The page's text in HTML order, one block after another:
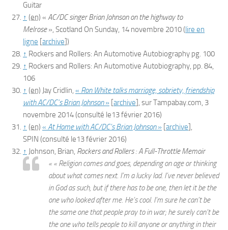
Guitar
↑ (en) « AC/DC singer Brian Johnson on the highway to
Melrose», Scotland On Sunday,‎ 14 novembre 2010(lire en
ligne [archive])
↑ Rockers and Rollers: An Automotive Autobiography pg. 100
↑ Rockers and Rollers: An Automotive Autobiography, pp. 84,
106
↑ (en) Jay Cridlin, « Ron White talks marriage, sobriety, friendship
with AC/DC’s Brian Johnson» [archive], surTampabay.com, 3
novembre 2014(consulté le13 février 2016)
↑ (en) « At Home with AC/DC’s Brian Johnson» [archive],
SPIN (consulté le13 février 2016)
↑ Johnson, Brian, Rockers and Rollers : A Full-Throttle Memoir
« « Religion comes and goes, depending on age or thinking
about what comes next. I’m a lucky lad. I’ve never believed
in God as such, but if there has to be one, then let it be the
one who looked after me. He’s cool. I’m sure he can’t be
the same one that people pray to in war; he surely can’t be
the one who tells people to kill anyone or anything in their